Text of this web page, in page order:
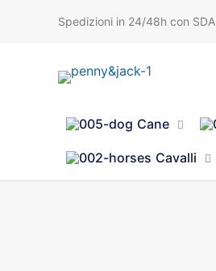
Spedizioni in 24/48h con SDA
Cane
Cavalli